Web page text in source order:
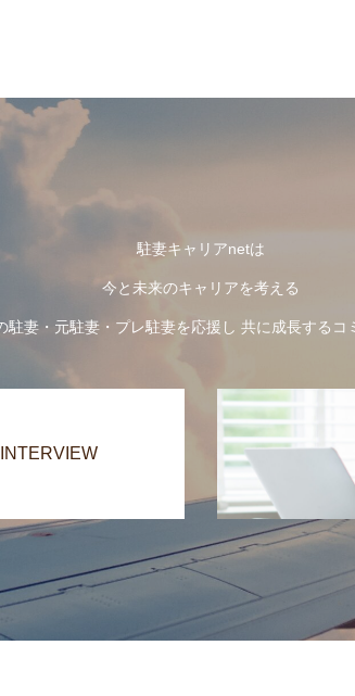
駐妻キャリアnetは
今と未来のキャリアを考える
駐妻・元駐妻・プレ駐妻を応援し 共に成長するコ
INTERVIEW